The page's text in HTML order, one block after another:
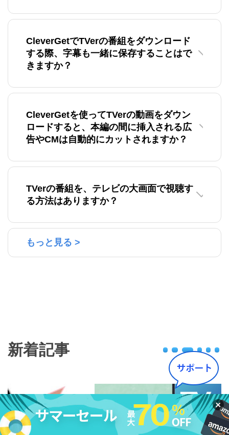
CleverGetでTVerの番組をダウンロード
する際、字幕も一緒に保存することはで
きますか？
CleverGetを使ってTVerの動画をダウン
ロードすると、本編の間に挿入される広
告やCMは自動的にカットされますか？
TVerの番組を、テレビの大画面で視聴す
る方法はありますか？
もっと見る >
新着記事